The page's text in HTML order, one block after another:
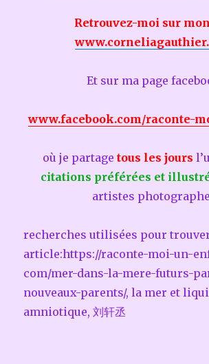
Retrouvez-moi sur
Et sur ma page
www.facebook.com/raconte-
où je partage tous les jours
citations préférées et
artistes
recherches utilisées pour
article:https://raconte-moi-un-
com/mer-dans-la-mere-futurs-
nouveaux-parents/, la mer et
amniotique, 刘轩丞